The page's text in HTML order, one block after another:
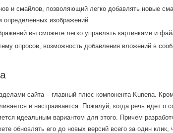
и смайлов, позволяющий легко добавлять новые
изображений.
вы сможете легко управлять картинками и
опросов, возможность добавления вложений в
сайта – главный плюс компонента Kunena.
и настраивается. Пожалуй, когда речь идет о
идеальным вариантом для этого. Причем
обновлять его до новых версий всего за один